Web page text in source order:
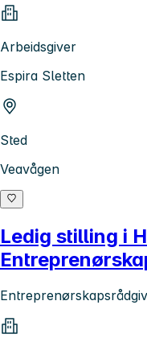
Arbeidsgiver
Espira Sletten
Sted
Veavågen
Ledig stilling i